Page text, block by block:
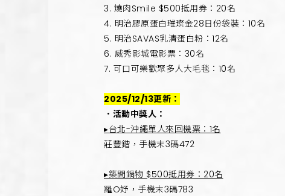
3. 燒肉Smile $500抵用券：20名
4. 明治膠原蛋白璀璨金28日份袋裝：10名
5. 明治SAVAS乳清蛋白粉：12名
6. 威秀影城電影票：30名
7. 可口可樂歡聚多人大毛毯：10名
2025/12/13更新：
．活動中獎人：
▸台北-沖繩單人來回機票：1名
莊豐鍇，手機末3碼472
▸築間鍋物 $500抵用券：20名
羅O妤，手機末3碼783